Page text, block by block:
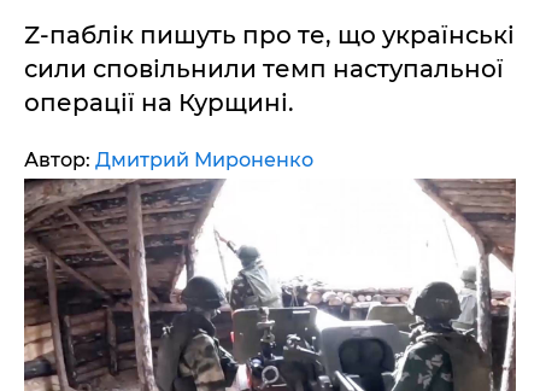
Z-паблік пишуть про те, що українські
сили сповільнили темп наступальної
операції на Курщині.
Автор: Дмитрий Мироненко